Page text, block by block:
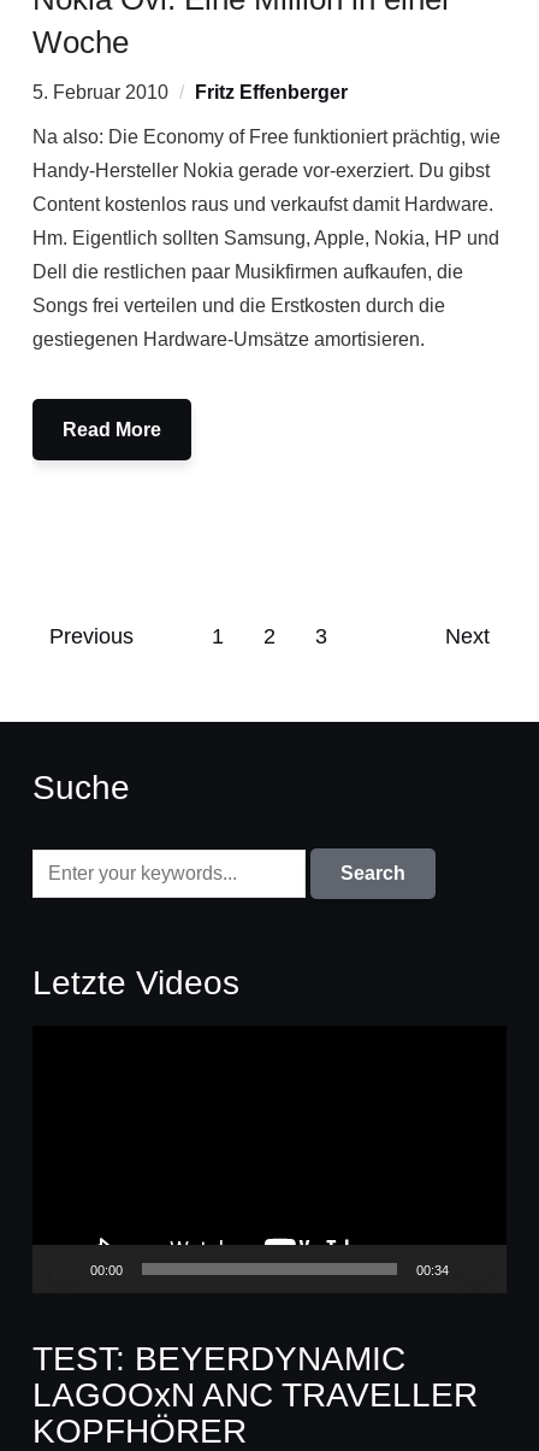
Woche
5. Februar 2010 Fritz Effenberger
Na also: Die Economy of Free funktioniert prächtig, wie
Handy-Hersteller Nokia gerade vor-exerziert. Du gibst
Content kostenlos raus und verkaufst damit Hardware.
Hm. Eigentlich sollten Samsung, Apple, Nokia, HP und
Dell die restlichen paar Musikfirmen aufkaufen, die
Songs frei verteilen und die Erstkosten durch die
gestiegenen Hardware-Umsätze amortisieren.
Read More
Previous 1 2 3 Next
Suche
Letzte Videos
00:00 00:34
TEST: BEYERDYNAMIC
LAGOOxN ANC TRAVELLER
KOPFHÖRER